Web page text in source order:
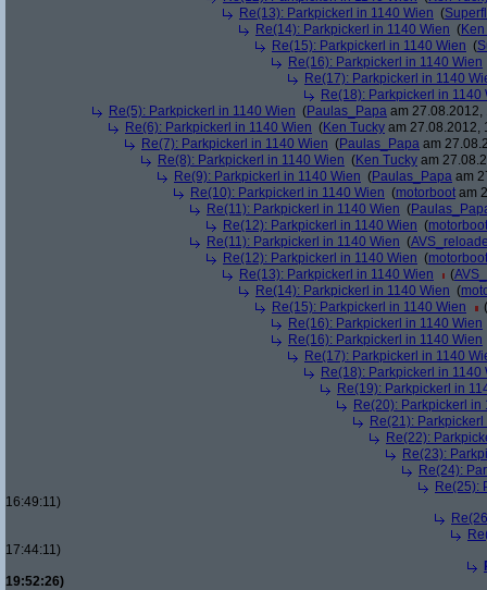
Re(13): Parkpickerl in 1140 Wien (
Re(14): Parkpickerl in 1140 Wien (
Re(15): Parkpickerl in 1140 Wien (
Re(16): Parkpickerl in 1140 Wien
Re(17): Parkpickerl in 1140
Re(18): Parkpickerl in 1140
Re(5): Parkpickerl in 1140 Wien (Paulas_Papa am 27.08.2012,
Re(6): Parkpickerl in 1140 Wien (Ken Tucky am 27.08.2012,
Re(7): Parkpickerl in 1140 Wien (Paulas_Papa am
Re(8): Parkpickerl in 1140 Wien (Ken Tucky am
Re(9): Parkpickerl in 1140 Wien (Paulas_Papa am
Re(10): Parkpickerl in 1140 Wien (motorboot am
Re(11): Parkpickerl in 1140 Wien (
Re(12): Parkpickerl in 1140 Wien (motorboot
Re(11): Parkpickerl in 1140 Wien (
Re(12): Parkpickerl in 1140 Wien (motorboot
Re(13): Parkpickerl in 1140 Wien
(
Re(14): Parkpickerl in 1140 Wien (
Re(15): Parkpickerl in 1140 Wien
(
Re(16): Parkpickerl in 1140 Wien
Re(16): Parkpickerl in 1140 Wien
Re(17): Parkpickerl in 1140
Re(18): Parkpickerl in 1140
Re(19): Parkpickerl in
Re(20): Parkpickerl in
Re(21):
Re(22):
Re(23):
Re(24):
Re(25):
16:49:11)
17:44:11)
19:52:26)